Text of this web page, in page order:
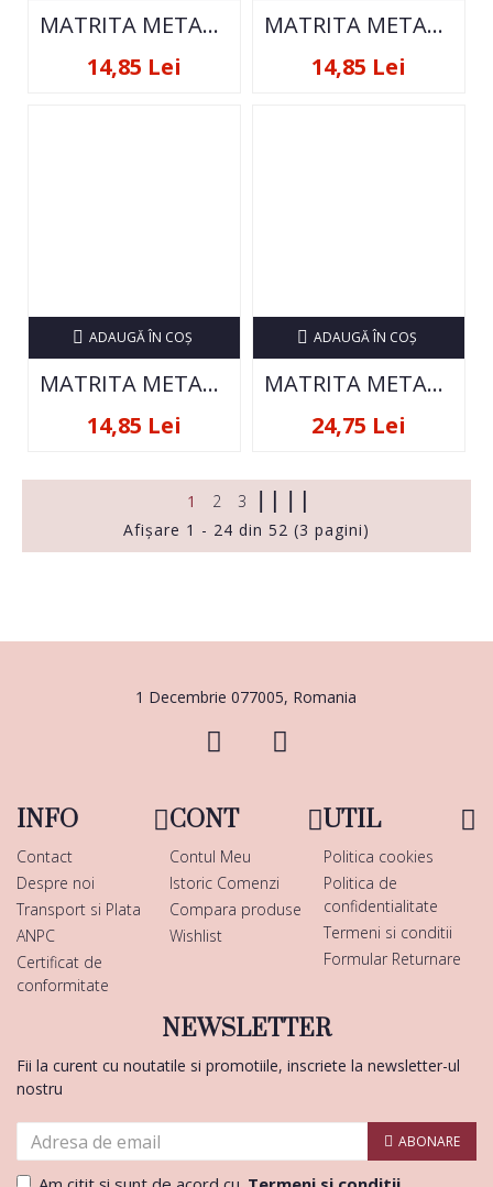
MATRITA METALICA PENTRU STAMPILA DXEBIG-A13
14,85 Lei
MATRITA METALICA PENTRU STAMPILA LJ007
14,85 Lei
MATRITA METALICA PENTRU STAMPILA ND-125
14,85 Lei
ADAUGĂ ÎN COŞ
MATRITA METALICA PENTRU STAMPILA ND-152
24,75 Lei
ADAUGĂ ÎN COŞ
1 2
3
Afişare 1 - 24 din 52 (3 pagini)
1 Decembrie 077005, Romania
INFO
Contact
Despre noi
Transport si Plata
ANPC
Certificat de
conformitate
CONT
Contul Meu
Istoric Comenzi
Compara produse
Wishlist
UTIL
Politica cookies
Politica de
confidentialitate
Termeni si conditii
Formular Returnare
NEWSLETTER
Fii la curent cu noutatile si promotiile, inscriete la newsletter-ul
nostru
ABONARE